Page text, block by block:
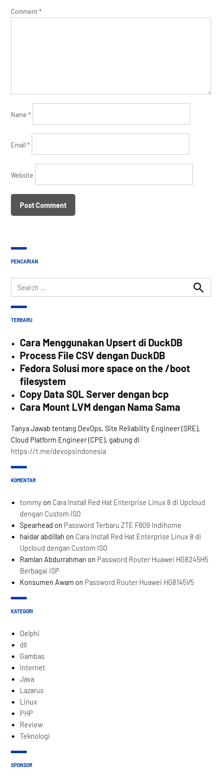
Comment*
Name*
Email*
Website
PENCARIAN
Search
for:
Search
TERBARU
Cara Menggunakan Upsert di DuckDB
Process File CSV dengan DuckDB
Fedora Solusi more space on the /boot
filesystem
Copy Data SQL Server dengan bcp
Cara Mount LVM dengan Nama Sama
Tanya Jawab tentang DevOps, Site Reliability Engineer (SRE),
Cloud Platform Engineer (CPE), gabung di
https://t.me/devopsindonesia
KOMENTAR
tommy on Cara Install Red Hat Enterprise Linux 8 di Upcloud
dengan Custom ISO
Spearhead on Password Terbaru ZTE F609 Indihome
haidar abdillah on Cara Install Red Hat Enterprise Linux 8 di
Upcloud dengan Custom ISO
Ramlan Abdurrahman on Password Router Huawei HG8245H5
Berbagai ISP
Konsumen Awam on Password Router Huawei HG8145V5
KATEGORI
Delphi
dll
Gambas
Internet
Java
Lazarus
Linux
PHP
Review
Teknologi
SPONSOR